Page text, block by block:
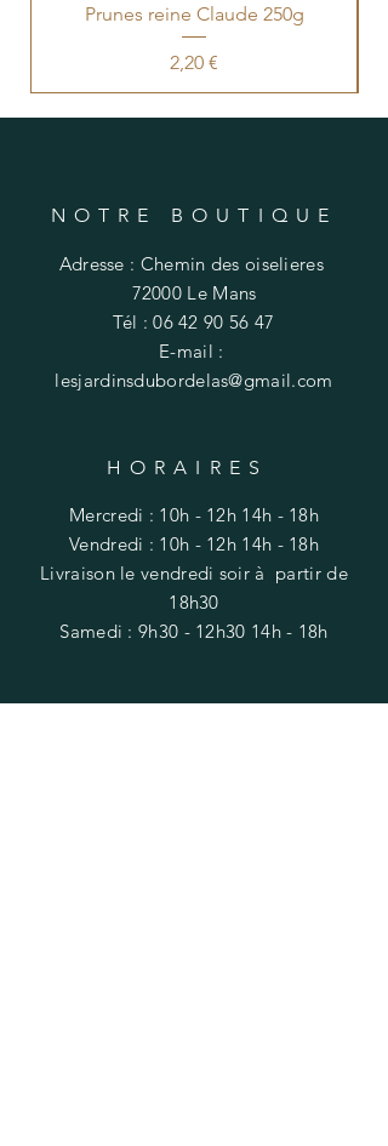
Prunes reine Claude 250g
Prix
2,20 €
NOTRE BOUTIQUE
Adresse : Chemin des oiselieres
72000 Le Mans
Tél :06 42 90 56 47
E-mail :
lesjardinsdubordelas@gmail.com
HORAIRES
Mercredi : 10h - 12h 14h - 18h
​​Vendredi : 10h - 12h 14h - 18h
Livraison le vendredi soir à partir de
18h30
​Samedi : 9h30 - 12h30 14h - 18h